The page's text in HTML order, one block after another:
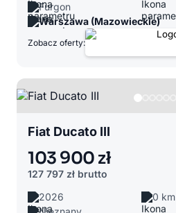
Furgon
Warszawa (Mazowieckie)
Zobacz oferty:
Fiat Ducato III
103 900 zł
127 797 zł brutto
2026
0 km